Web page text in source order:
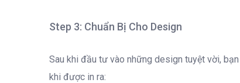
Step 3: Chuẩn Bị Cho Design
Sau khi đầu tư vào những design tuyệt vời,
khi được in ra: